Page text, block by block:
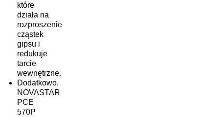
które
działa na
rozproszenie
cząstek
gipsu i
redukuje
tarcie
wewnętrzne.
Dodatkowo,
NOVASTAR
PCE
570P